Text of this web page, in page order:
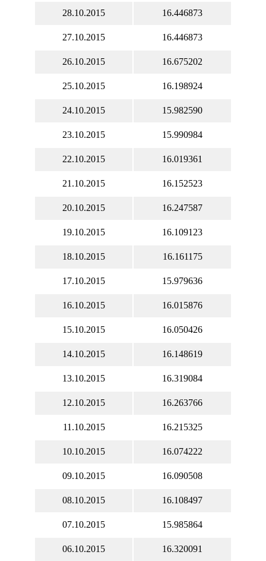
28.10.2015 16.446873
27.10.2015 16.446873
26.10.2015 16.675202
25.10.2015 16.198924
24.10.2015 15.982590
23.10.2015 15.990984
22.10.2015 16.019361
21.10.2015 16.152523
20.10.2015 16.247587
19.10.2015 16.109123
18.10.2015 16.161175
17.10.2015 15.979636
16.10.2015 16.015876
15.10.2015 16.050426
14.10.2015 16.148619
13.10.2015 16.319084
12.10.2015 16.263766
11.10.2015 16.215325
10.10.2015 16.074222
09.10.2015 16.090508
08.10.2015 16.108497
07.10.2015 15.985864
06.10.2015 16.320091